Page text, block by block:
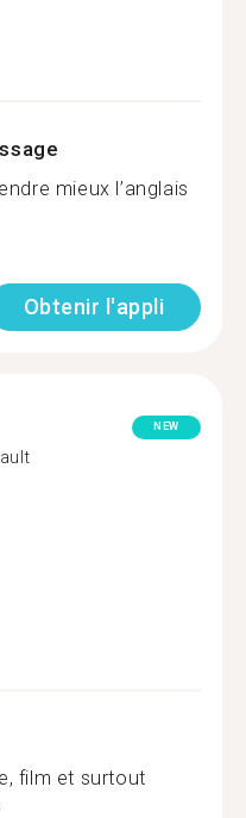
mieux l’anglais
Obtenir l'appli
NEW
film et surtout